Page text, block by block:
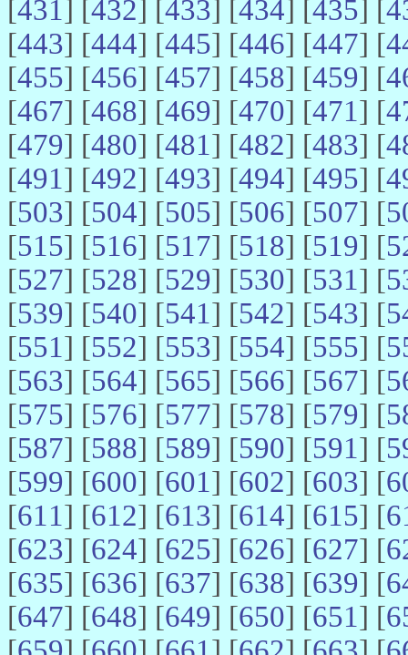
[431] [432] [433] [434] [435] [
[443] [444] [445] [446] [447] [
[455] [456] [457] [458] [459] [
[467] [468] [469] [470] [471] [
[479] [480] [481] [482] [483] [
[491] [492] [493] [494] [495] [
[503] [504] [505] [506] [507] [
[515] [516] [517] [518] [519] [
[527] [528] [529] [530] [531] [
[539] [540] [541] [542] [543] [
[551] [552] [553] [554] [555] [
[563] [564] [565] [566] [567] [
[575] [576] [577] [578] [579] [
[587] [588] [589] [590] [591] [
[599] [600] [601] [602] [603] [
[611] [612] [613] [614] [615] [
[623] [624] [625] [626] [627] [
[635] [636] [637] [638] [639] [
[647] [648] [649] [650] [651] [